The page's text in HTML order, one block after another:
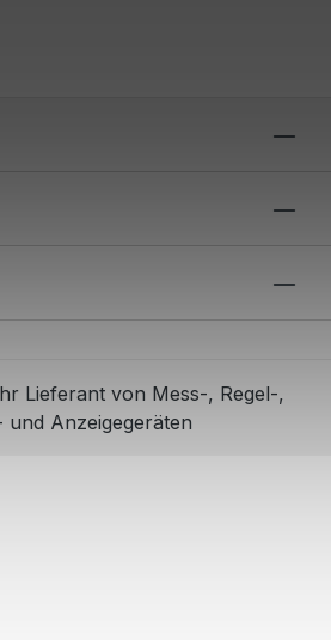
Lieferant von Mess-, Regel-,
und Anzeigegeräten